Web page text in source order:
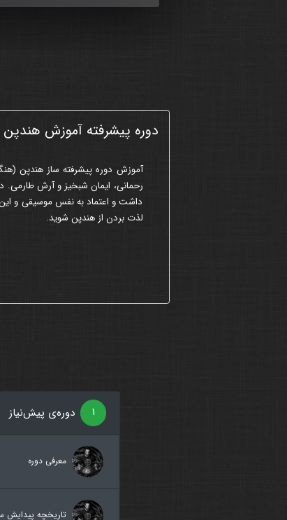
دوره پیشرفته آموزش
آموزش دوره پیشرفته ساز هندپن
رحمانی، ایمان شبخیز و آرش طارمی.
داشت و اعتماد به نفس موسیقی و این
لذت بردن از هندپن شوید.
۱ دوره‌ی پیش‌نیاز
معرفی دوره
تاریخچه پیدایش